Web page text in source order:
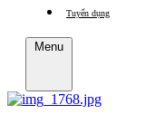
Tuyển dụng
Menu